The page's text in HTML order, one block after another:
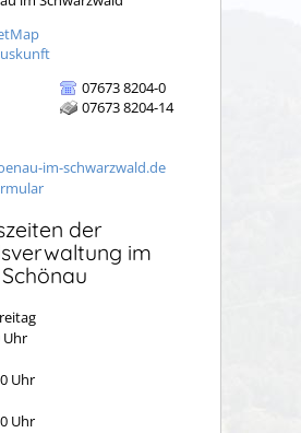
07673 8204-0
07673 8204-14
im-schwarzwald.de
der
im
Uhr
Uhr
Uhr